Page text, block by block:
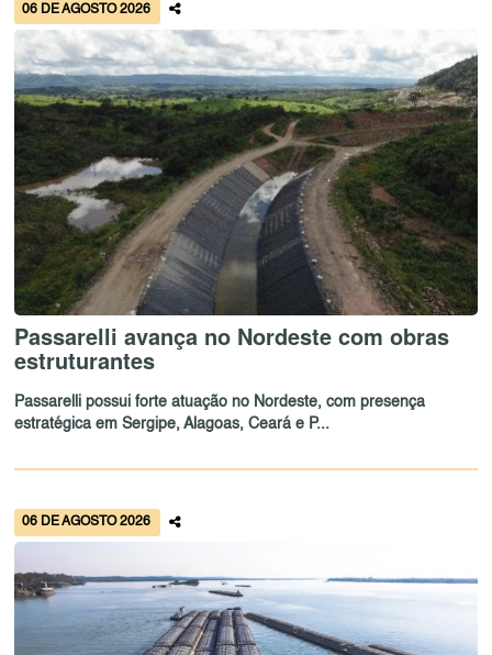
06 DE AGOSTO 2026
Passarelli avança no Nordeste com obras
estruturantes
Passarelli possui forte atuação no Nordeste, com presença
estratégica em Sergipe, Alagoas, Ceará e P...
06 DE AGOSTO 2026